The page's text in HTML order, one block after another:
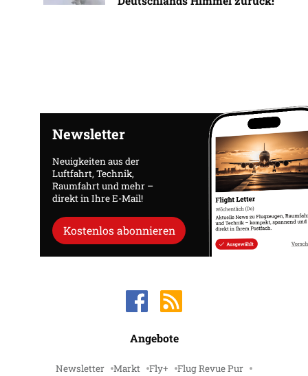
Newsletter
Neuigkeiten aus der
Luftfahrt, Technik,
Raumfahrt und mehr –
direkt in Ihre E-Mail!
Kostenlos abonnieren
Angebote
Newsletter Markt Fly+ Flug Revue Pur